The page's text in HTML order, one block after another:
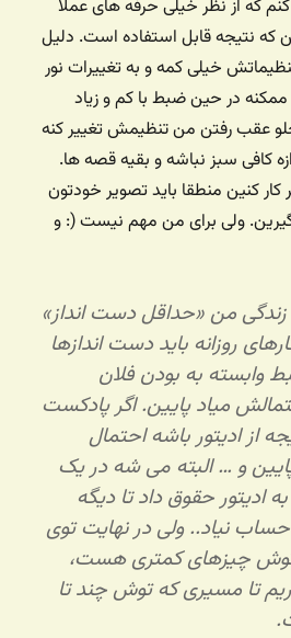
که از نظر خیلی حرفه های عملا
که نتیجه قابل استفاده است. دلیل
خیلی کمه و به تغییرات نور
در حین ضبط با کم و زیاد
عقب رفتن من تنظیمش تغییر کنه
کافی سبز نباشه و بقیه قصه ها.
کنین منطقا باید تصویر خودتون
ولی برای من مهم نیست (: و
من «حداقل دست انداز»
روزانه باید دست اندازها
وابسته به بودن فلان
میاد پایین. اگر پادکست
از ادیتور باشه احتمال
و … البته می شه در یک
ادیتور حقوق داد تا دیگه
نیاد.. ولی در نهایت توی
چیزهای کمتری هست،
تا مسیری که توش چند تا